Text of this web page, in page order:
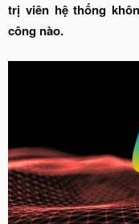
trị viên hệ thống
công nào.